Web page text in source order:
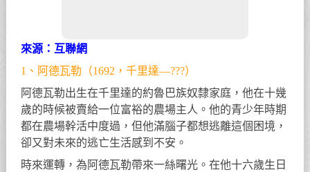
來源：互聯網
1、阿德瓦勒（1692，千里達—???）
阿德瓦勒出生在千里達的約魯巴族奴隸家庭，他在十幾
歲的時候被賣給一位富裕的農場主人。他的青少年時期
都在農場幹活中度過，但他滿腦子都想逃離這個困境，
卻又對未來的逃亡生活感到不安。
時來運轉，為阿德瓦勒帶來一絲曙光。在他十六歲生日